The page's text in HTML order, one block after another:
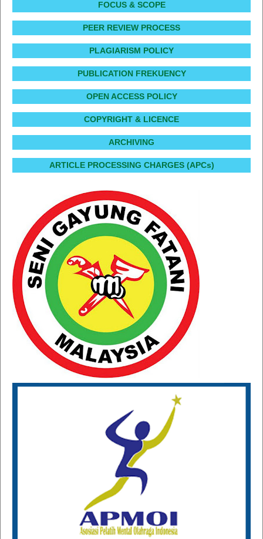
FOCUS & SCOPE
PEER REVIEW PROCESS
PLAGIARISM POLICY
PUBLICATION FREKUENCY
OPEN ACCESS POLICY
COPYRIGHT & LICENCE
ARCHIVING
ARTICLE PROCESSING CHARGES (APCs)